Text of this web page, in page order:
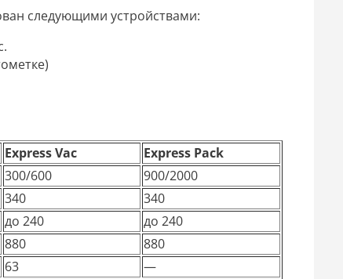
следующими устройствами:
Express Vac
Express Pack
300/600
900/2000
340
340
до 240
до 240
880
880
63
—